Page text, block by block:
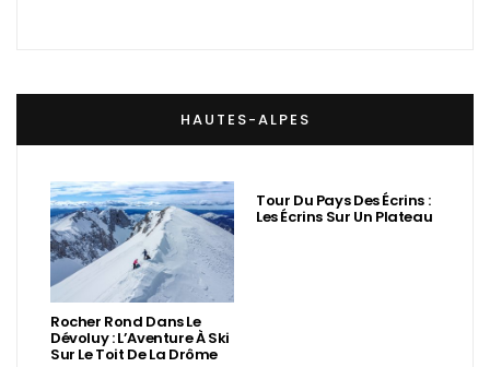
HAUTES-ALPES
Rocher Rond Dans Le
Dévoluy : L’Aventure À Ski
Sur Le Toit De La Drôme
Tour Du Pays Des Écrins :
Les Écrins Sur Un Plateau